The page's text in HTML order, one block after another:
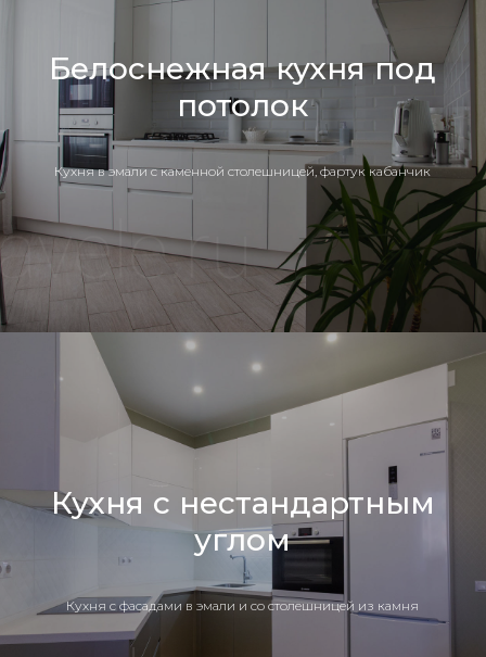
Белоснежная кухня под
потолок
Кухня в эмали с каменной столешницей, фартук кабанчик
Кухня с нестандартным
углом
Кухня c фасадами в эмали и со столешницей из камня